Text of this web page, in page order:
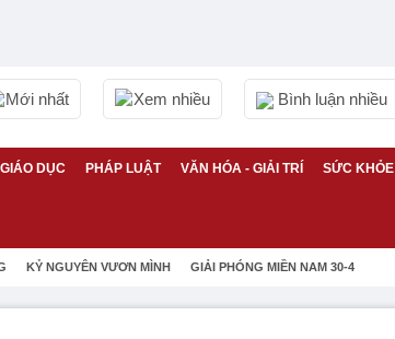
Mới nhất Xem nhiều Bình luận nhiều
GIÁO DỤC PHÁP LUẬT VĂN HÓA - GIẢI TRÍ SỨC KHỎE
KỶ NGUYÊN VƯƠN MÌNH GIẢI PHÓNG MIỀN NAM 30-4